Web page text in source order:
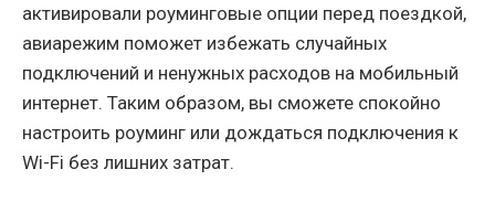
активировали роуминговые опции перед поездкой,
авиарежим поможет избежать случайных
подключений и ненужных расходов на мобильный
интернет. Таким образом, вы сможете спокойно
настроить роуминг или дождаться подключения к
Wi-Fi без лишних затрат.